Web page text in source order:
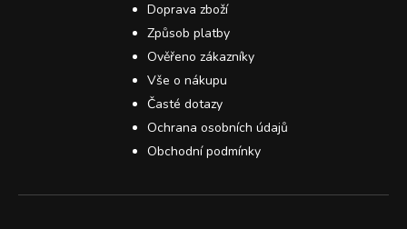
Doprava zboží
Způsob platby
Ověřeno zákazníky
Vše o nákupu
Časté dotazy
Ochrana osobních údajů
Obchodní podmínky